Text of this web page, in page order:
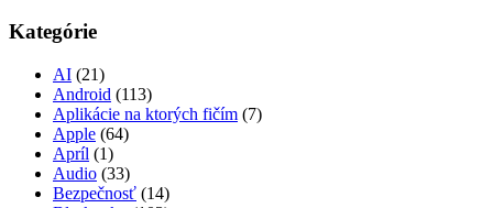
Kategórie
AI (21)
Android (113)
Aplikácie na ktorých fičím (7)
Apple (64)
Apríl (1)
Audio (33)
Bezpečnosť (14)